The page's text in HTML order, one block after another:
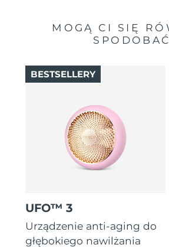
MOGĄ CI SIĘ
SPODOBAĆ
UFO™ 3
Urządzenie anti-aging do
głębokiego nawilżania
BESTSELLERY